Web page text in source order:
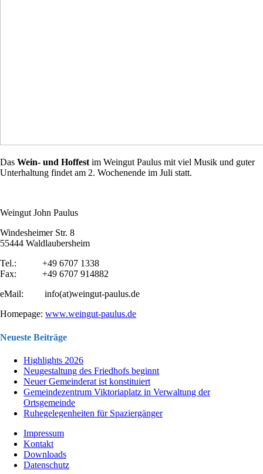
Das Wein- und Hoffest im Weingut Paulus mit viel Musik und guter
Unterhaltung findet am 2. Wochenende im Juli statt.
Weingut John Paulus
Windesheimer Str. 8
55444 Waldlaubersheim
Tel.: +49 6707 1338
Fax: +49 6707 914882
eMail: info(at)weingut-paulus.de
Homepage: www.weingut-paulus.de
Neueste Beiträge
Highlights 2026
Neugestaltung des Friedhofs beginnt
Neuer Gemeinderat ist konstituiert
Gemeindezentrum Viktoriaplatz in Verwaltung der
Ortsgemeinde
Ruhegelegenheiten für Spaziergänger
Impressum
Kontakt
Downloads
Datenschutz